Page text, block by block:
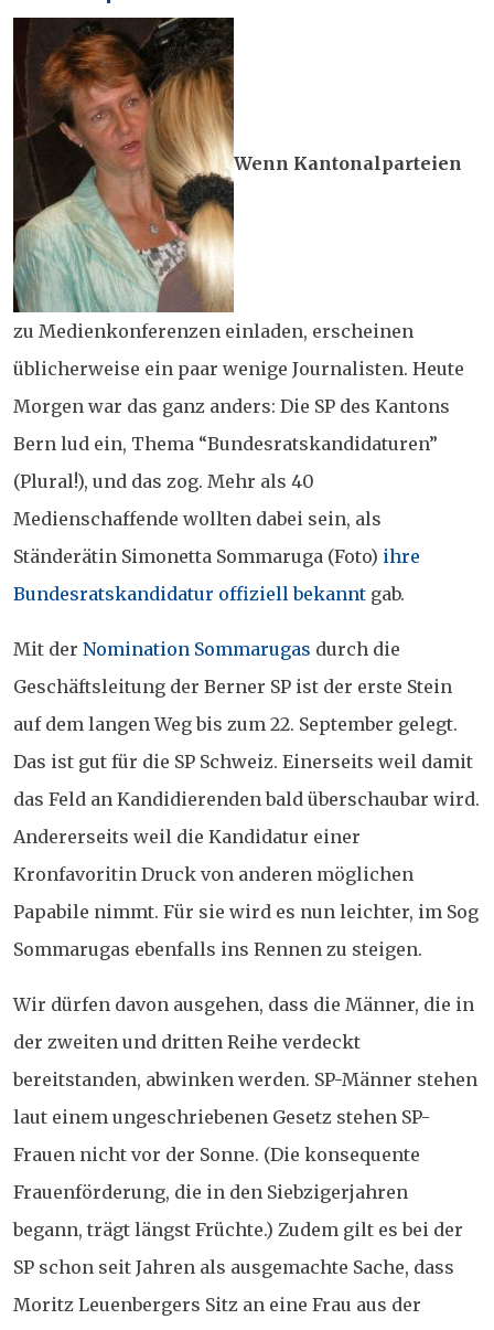
Wenn Kantonalparteien
zu Medienkonferenzen einladen, erscheinen
üblicherweise ein paar wenige Journalisten. Heute
Morgen war das ganz anders: Die SP des Kantons
Bern lud ein, Thema “Bundesratskandidaturen”
(Plural!), und das zog. Mehr als 40
Medienschaffende wollten dabei sein, als
Ständerätin Simonetta Sommaruga (Foto) ihre
Bundesratskandidatur offiziell bekannt gab.
Mit der Nomination Sommarugas durch die
Geschäftsleitung der Berner SP ist der erste Stein
auf dem langen Weg bis zum 22. September gelegt.
Das ist gut für die SP Schweiz. Einerseits weil damit
das Feld an Kandidierenden bald überschaubar wird.
Andererseits weil die Kandidatur einer
Kronfavoritin Druck von anderen möglichen
Papabile nimmt. Für sie wird es nun leichter, im Sog
Sommarugas ebenfalls ins Rennen zu steigen.
Wir dürfen davon ausgehen, dass die Männer, die in
der zweiten und dritten Reihe verdeckt
bereitstanden, abwinken werden. SP-Männer stehen
laut einem ungeschriebenen Gesetz stehen SP-
Frauen nicht vor der Sonne. (Die konsequente
Frauenförderung, die in den Siebzigerjahren
begann, trägt längst Früchte.) Zudem gilt es bei der
SP schon seit Jahren als ausgemachte Sache, dass
Moritz Leuenbergers Sitz an eine Frau aus der